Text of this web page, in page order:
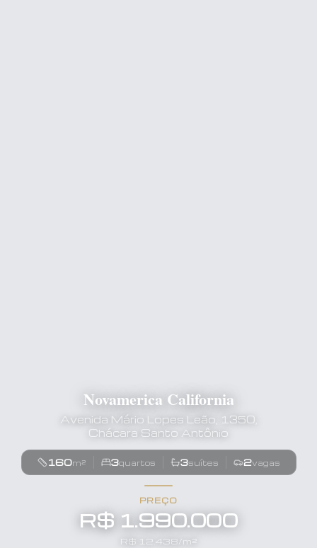
Novamerica California
Avenida Mário Lopes Leão, 1350,
Chácara Santo Antônio
160m² 3quartos 3suítes 2vagas
PREÇO
R$ 1.990.000
R$ 12.438/m²